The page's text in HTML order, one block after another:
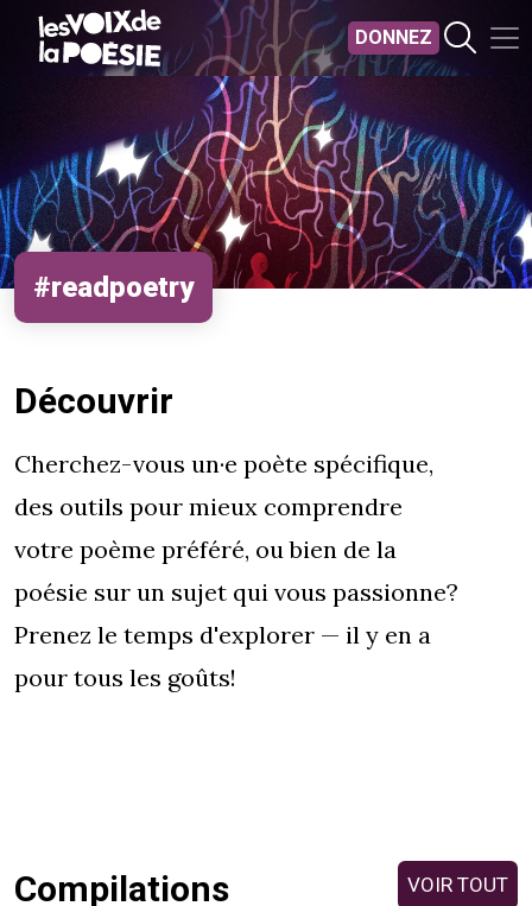
Aller au contenu principal
DONNEZ
#readpoetry
Découvrir
Cherchez-vous un·e poète spécifique,
des outils pour mieux comprendre
votre poème préféré, ou bien de la
poésie sur un sujet qui vous passionne?
Prenez le temps d'explorer — il y en a
pour tous les goûts!
Compilations VOIR TOUT